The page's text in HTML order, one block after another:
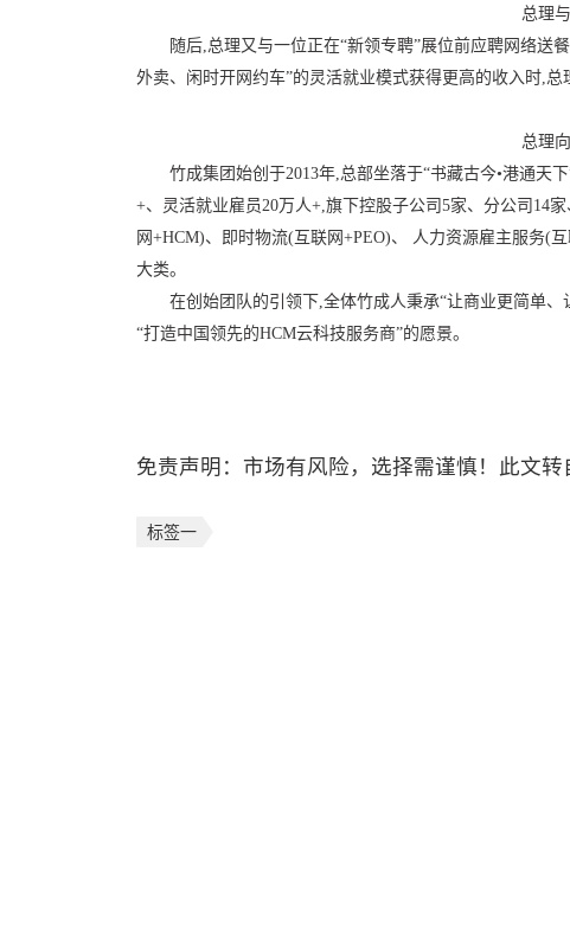
总理
随后,总理又与一位正在“新领专聘”展位前应聘网络送
外卖、闲时开网约车”的灵活就业模式获得更高的收入时,总
总理
竹成集团始创于2013年,总部坐落于“书藏古今•港通天
+、灵活就业雇员20万人+,旗下控股子公司5家、分公司14
网+HCM)、即时物流(互联网+PEO)、 人力资源雇主服务(
大类。
在创始团队的引领下,全体竹成人秉承“让商业更简单
“打造中国领先的HCM云科技服务商”的愿景。
免责声明：市场有风险，选择需谨慎！此文转
标签一